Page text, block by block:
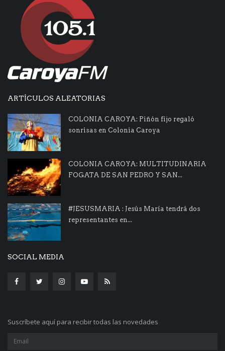
ARTÍCULOS ALEATORIAS
COLONIA CAROYA: Piñón fijo regaló
sonrisas en Colonia Caroya
COLONIA CAROYA: MULTITUDINARIA
FOGATA DE SAN PEDRO Y SAN...
#JESUSMARIA : Jesús María tendrá dos
representantes en...
SOCIAL MEDIA
Suscríbete aquí para recibir todas las novedades